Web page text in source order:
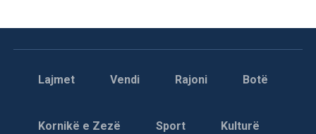
Lajmet Vendi Rajoni Botë
Kornikë e Zezë Sport Kulturë